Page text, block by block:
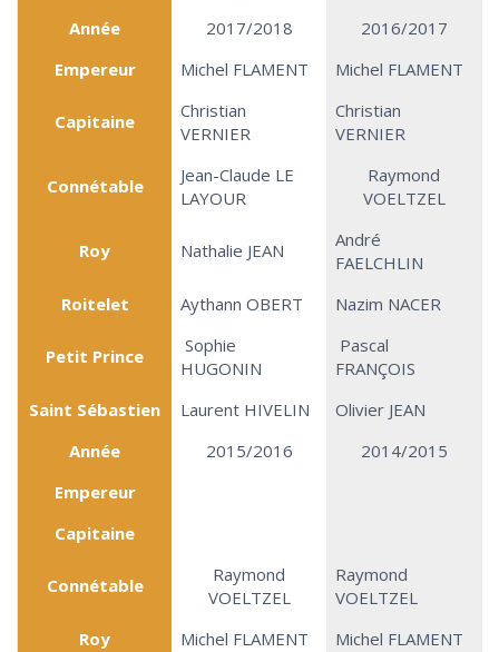
Année 2017/2018
2016/2017
Empereur
Michel FLAMENT Michel FLAMENT
Capitaine
Christian
VERNIER
Christian
VERNIER
Connétable
Jean-Claude LE
LAYOUR
Raymond
VOELTZEL
Roy Nathalie JEAN
André
FAELCHLIN
Roitelet
Aythann OBERT Nazim NACER
Petit Prince
Sophie
HUGONIN
Pascal
FRANÇOIS
Saint Sébastien
Laurent HIVELIN
Olivier JEAN
Année
2015/2016
2014/2015
Empereur
Capitaine
Connétable
Raymond
VOELTZEL
Raymond
VOELTZEL
Roy
Michel FLAMENT
Michel FLAMENT